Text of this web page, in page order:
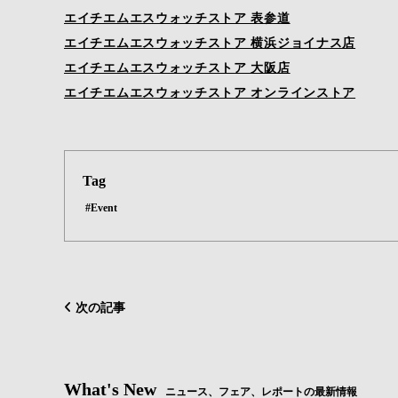
エイチエムエスウォッチストア 表参道
エイチエムエスウォッチストア 横浜ジョイナス店
エイチエムエスウォッチストア 大阪店
エイチエムエスウォッチストア オンラインストア
Tag
#Event
次の記事
What's New ニュース、フェア、レポートの最新情報